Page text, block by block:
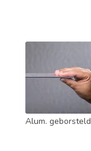
Alum. geborsteld